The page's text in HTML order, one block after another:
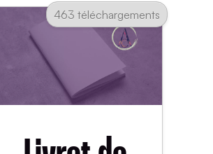
463 téléchargements